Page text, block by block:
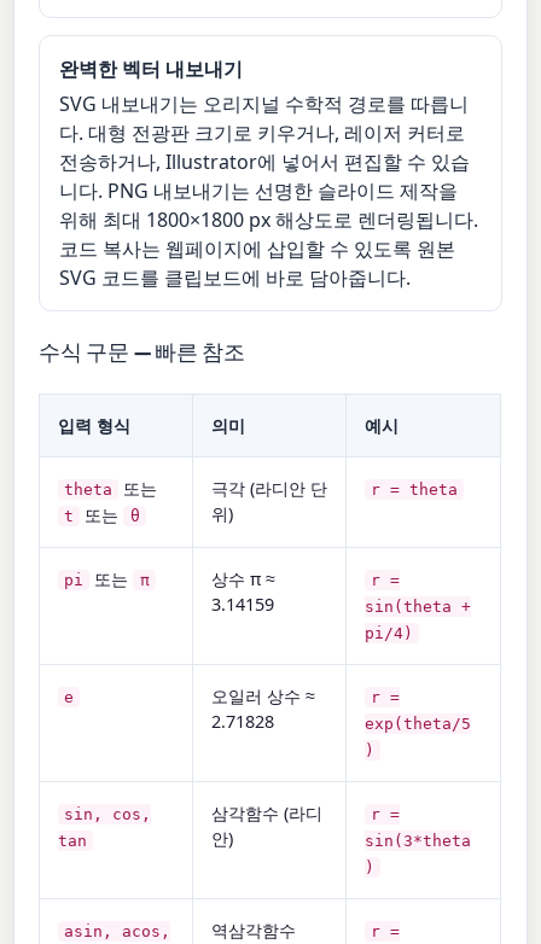
완벽한 벡터 내보내기
SVG 내보내기는 오리지널 수학적 경로를 따릅니
다. 대형 전광판 크기로 키우거나, 레이저 커터로
전송하거나, Illustrator에 넣어서 편집할 수 있습
니다. PNG 내보내기는 선명한 슬라이드 제작을
위해 최대 1800×1800 px 해상도로 렌더링됩니다.
코드 복사는 웹페이지에 삽입할 수 있도록 원본
SVG 코드를 클립보드에 바로 담아줍니다.
수식 구문 — 빠른 참조
입력 형식 의미 예시
theta 또는
t 또는 θ
극각 (라디안 단
위)
r = theta
pi 또는 π
상수 π ≈
3.14159
r =
sin(theta +
pi/4)
e
오일러 상수 ≈
2.71828
r =
exp(theta/5
)
sin, cos,
tan
삼각함수 (라디
안)
r =
sin(3*theta
)
asin, acos,
역삼각함수
r =